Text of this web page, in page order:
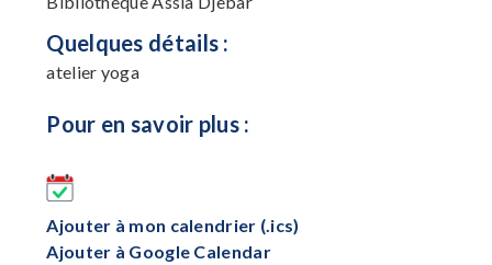
Quelques détails :
atelier yoga
Pour en savoir plus :
Ajouter à mon calendrier (.ics)
Ajouter à Google Calendar